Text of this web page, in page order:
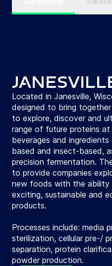
Located in Janesville,
designed to bring
to explore, discover and
range of future proteins
beverages and
based and insect-based,
precision fermentation.
to provide companies
new foods with the ability
exciting, sustainable and
products.
Processes include: media
sterilization, cellular pre-/
separation, protein
powder production.